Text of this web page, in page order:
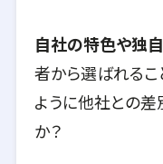
自社の特色や独
者から選ばれるこ
ように他社との差
か？